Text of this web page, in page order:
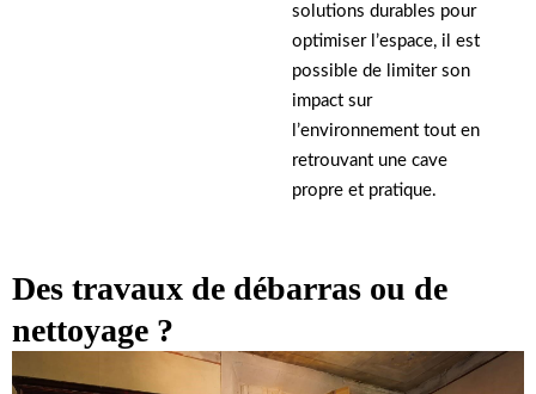
solutions durables pour
optimiser l’espace, il est
possible de limiter son
impact sur
l’environnement tout en
retrouvant une cave
propre et pratique.
Des travaux de débarras ou de
nettoyage ?